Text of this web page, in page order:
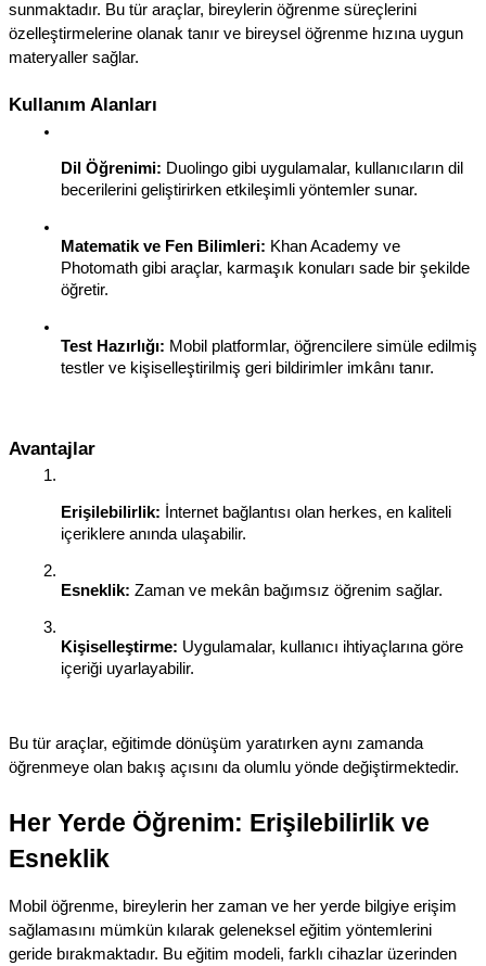
sunmaktadır. Bu tür araçlar, bireylerin öğrenme süreçlerini
özelleştirmelerine olanak tanır ve bireysel öğrenme hızına uygun
materyaller sağlar.
Kullanım Alanları
Dil Öğrenimi: Duolingo gibi uygulamalar, kullanıcıların dil
becerilerini geliştirirken etkileşimli yöntemler sunar.
Matematik ve Fen Bilimleri: Khan Academy ve
Photomath gibi araçlar, karmaşık konuları sade bir şekilde
öğretir.
Test Hazırlığı: Mobil platformlar, öğrencilere simüle edilmiş
testler ve kişiselleştirilmiş geri bildirimler imkânı tanır.
Avantajlar
Erişilebilirlik: İnternet bağlantısı olan herkes, en kaliteli
içeriklere anında ulaşabilir.
Esneklik: Zaman ve mekân bağımsız öğrenim sağlar.
Kişiselleştirme: Uygulamalar, kullanıcı ihtiyaçlarına göre
içeriği uyarlayabilir.
Bu tür araçlar, eğitimde dönüşüm yaratırken aynı zamanda
öğrenmeye olan bakış açısını da olumlu yönde değiştirmektedir.
Her Yerde Öğrenim: Erişilebilirlik ve
Esneklik
Mobil öğrenme, bireylerin her zaman ve her yerde bilgiye erişim
sağlamasını mümkün kılarak geleneksel eğitim yöntemlerini
geride bırakmaktadır. Bu eğitim modeli, farklı cihazlar üzerinden